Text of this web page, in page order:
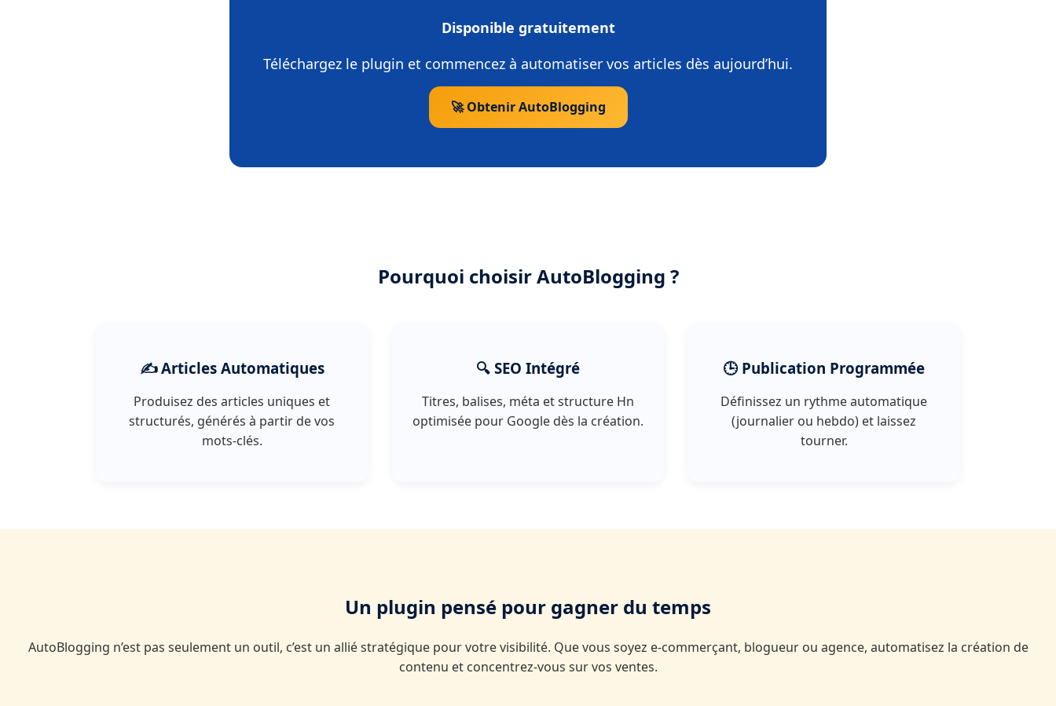
Disponible gratuitement
Téléchargez le plugin et commencez à automatiser vos articles dès aujourd’hui.
🚀 Obtenir AutoBlogging
Pourquoi choisir AutoBlogging ?
✍️ Articles Automatiques
Produisez des articles uniques et
structurés, générés à partir de vos
mots-clés.
🔍 SEO Intégré
Titres, balises, méta et structure Hn
optimisée pour Google dès la création.
🕒 Publication Programmée
Définissez un rythme automatique
(journalier ou hebdo) et laissez
tourner.
Un plugin pensé pour gagner du temps
AutoBlogging n’est pas seulement un outil, c’est un allié stratégique pour votre visibilité. Que vous soyez e-commerçant, blogueur ou agence, automatisez la création de
contenu et concentrez-vous sur vos ventes.